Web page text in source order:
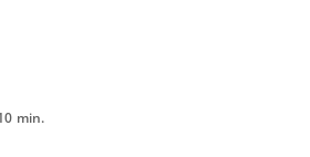
min.